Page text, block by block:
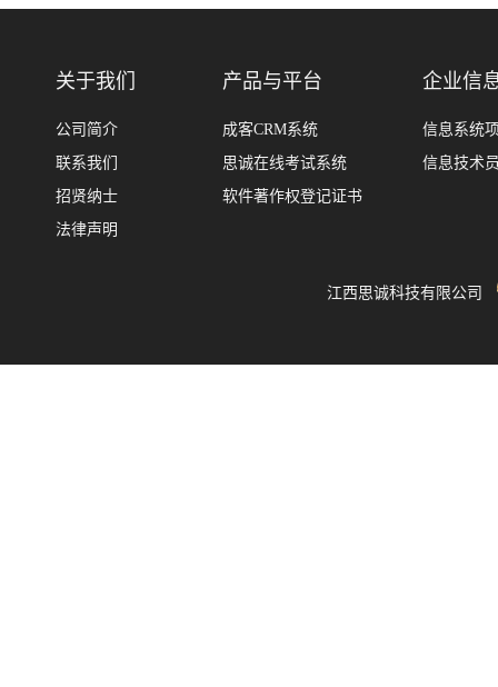
关于我们
公司简介
联系我们
招贤纳士
法律声明
产品与平台
成客CRM系统
思诚在线考试系统
软件著作权登记证书
企业信
信息系统
信息技术
江西思诚科技有限公司